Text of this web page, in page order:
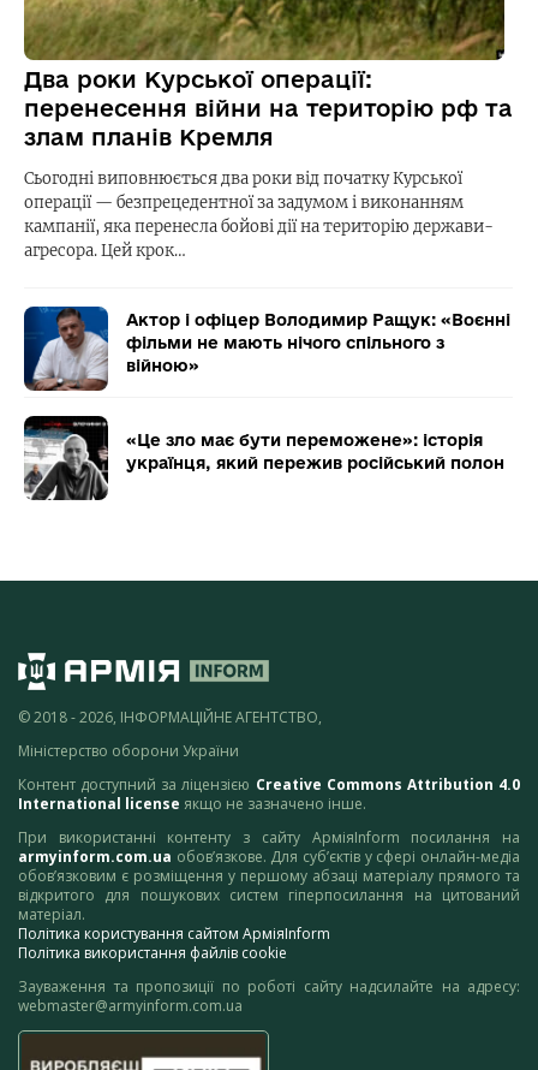
Два роки Курської операції:
перенесення війни на територію рф та
злам планів Кремля
Сьогодні виповнюється два роки від початку Курської
операції — безпрецедентної за задумом і виконанням
кампанії, яка перенесла бойові дії на територію держави-
агресора. Цей крок…
Актор і офіцер Володимир Ращук: «Воєнні
фільми не мають нічого спільного з
війною»
«Це зло має бути переможене»: історія
українця, який пережив російський полон
© 2018 - 2026, ІНФОРМАЦІЙНЕ АГЕНТСТВО,
Міністерство оборони України
Контент доступний за ліцензією Creative Commons Attribution 4.0
International license якщо не зазначено інше.
При використанні контенту з сайту АрміяInform посилання на
armyinform.com.ua обов’язкове. Для суб’єктів у сфері онлайн-медіа
обов’язковим є розміщення у першому абзаці матеріалу прямого та
відкритого для пошукових систем гіперпосилання на цитований
матеріал.
Політика користування сайтом АрміяInform
Політика використання файлів cookie
Зауваження та пропозиції по роботі сайту надсилайте на адресу:
webmaster@armyinform.com.ua